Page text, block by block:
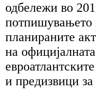
одбележи во
потпишувањето
планираните
на
и предизвици